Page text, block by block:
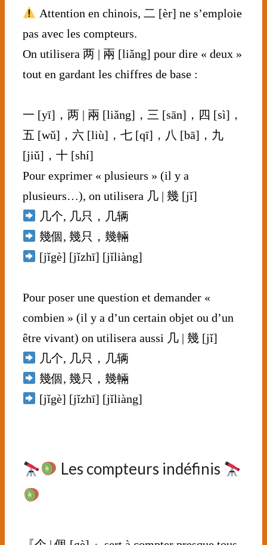
Attention en chinois, 二 [èr] ne s’emploie
pas avec les compteurs.
On utilisera 两 | 兩 [liǎng] pour dire « deux »
tout en gardant les chiffres de base :
一 [yī]，两 | 兩 [liǎng]，三 [sān]，四 [sì]，
五 [wǔ]，六 [liù]，七 [qī]，八 [bā]，九
[jiǔ]，十 [shí]
Pour exprimer « plusieurs » (il y a
plusieurs…), on utilisera 几 | 幾 [jǐ]
几个, 几只，几辆
幾個, 幾只，幾輛
[jǐgè] [jǐzhī] [jǐliàng]
Pour poser une question et demander «
combien » (il y a d’un certain objet ou d’un
être vivant) on utilisera aussi 几 | 幾 [jǐ]
几个, 几只，几辆
幾個, 幾只，幾輛
[jǐgè] [jǐzhī] [jǐliàng]
Les compteurs indéfinis